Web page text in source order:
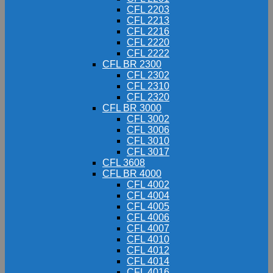
CFL 2203
CFL 2213
CFL 2216
CFL 2220
CFL 2222
CFL BR 2300
CFL 2302
CFL 2310
CFL 2320
CFL BR 3000
CFL 3002
CFL 3006
CFL 3010
CFL 3017
CFL 3608
CFL BR 4000
CFL 4002
CFL 4004
CFL 4005
CFL 4006
CFL 4007
CFL 4010
CFL 4012
CFL 4014